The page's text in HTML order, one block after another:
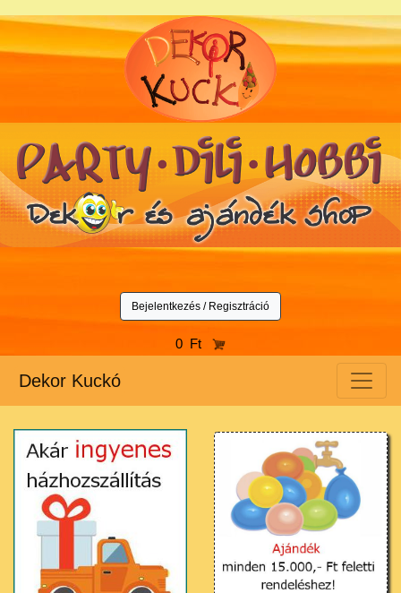
Bejelentkezés / Regisztráció
0 Ft
Dekor Kuckó